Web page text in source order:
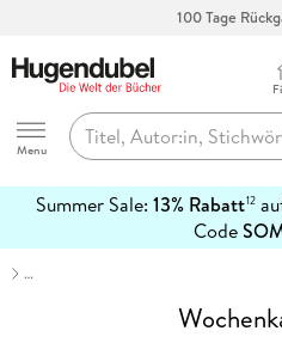
100 Tage
Hugendubel
Menu
Summer Sale: 13% Rabatt12
Code
erfahren
…